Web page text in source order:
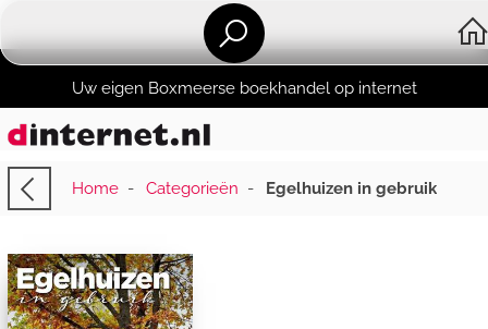
Uw eigen Boxmeerse boekhandel op internet
Home- Categorieën - Egelhuizen in gebruik